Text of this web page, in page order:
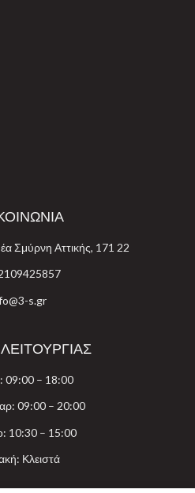
Σμύρνη Αττικής, 171 22
s.gr
09:00 – 18:00
09:00 – 20:00
10:30 – 15:00
Κλειστά